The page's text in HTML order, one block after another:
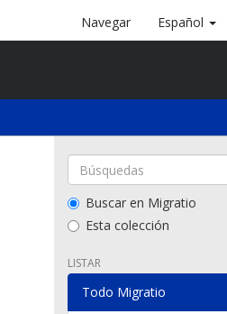
Navegar Español
Buscar en Migratio
Esta colección
LISTAR
Todo Migratio